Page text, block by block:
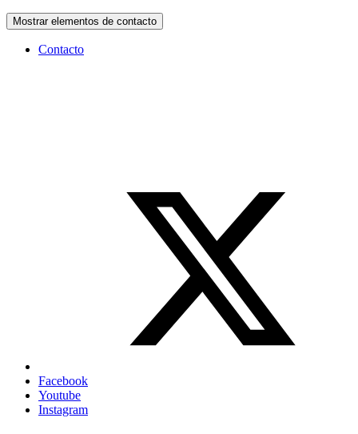
Mostrar elementos de contacto
Contacto
Facebook
Youtube
Instagram